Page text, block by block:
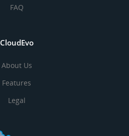
FAQ
CloudEvo
About Us
Features
Legal